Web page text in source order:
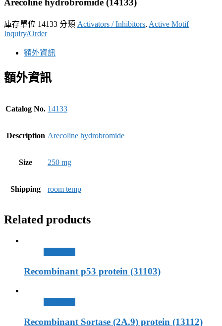
Arecoline hydrobromide (14133)
庫存單位 14133 分類 Activators / Inhibitors, Active Motif
Inquiry/Order
額外資訊
額外資訊
Catalog No. 14133
Description Arecoline hydrobromide
Size 250 mg
Shipping room temp
Related products
Recombinant p53 protein (31103)
Recombinant Sortase (2A.9) protein (13112)